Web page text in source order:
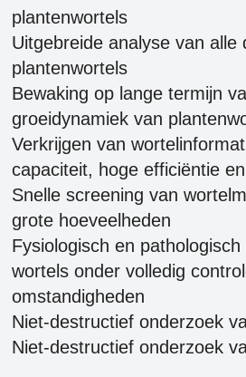
plantenwortels
Uitgebreide analyse van alle
plantenwortels
Bewaking op lange termijn
groeidynamiek van
Verkrijgen van
capaciteit, hoge efficiëntie
Snelle screening van
grote hoeveelheden
Fysiologisch en
wortels onder volledig
omstandigheden
Niet-destructief onderzoek
Niet-destructief onderzoek